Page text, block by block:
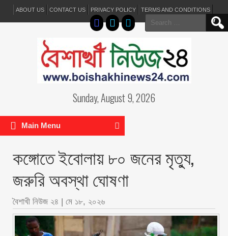
ABOUT US CONTACT US PRIVACY POLICY TERMS AND CONDITIONS
Search
for:
Sunday, August 9, 2026
Main Menu
কঙ্গোতে ইবোলায় ৮০ জনের মৃত্যু,
জরুরি অবস্থা ঘোষণা
বৈশাখী নিউজ ২৪ | মে ১৮, ২০২৬